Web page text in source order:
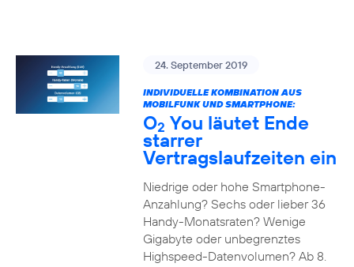
24. September 2019
INDIVIDUELLE KOMBINATION AUS
MOBILFUNK UND SMARTPHONE:
O2 You läutet Ende
starrer
Vertragslaufzeiten ein
Niedrige oder hohe Smartphone-
Anzahlung? Sechs oder lieber 36
Handy-Monatsraten? Wenige
Gigabyte oder unbegrenztes
Highspeed-Datenvolumen? Ab 8.